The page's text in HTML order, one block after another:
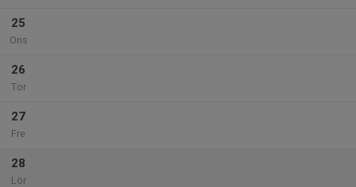
25
Ons
26
Tor
27
Fre
28
Lör